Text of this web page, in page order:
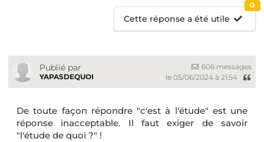
Cette réponse a été utile
0
Publié par
YAPASDEQUOI
606 messages
le 05/06/2024 à 21:54
De toute façon répondre "c'est à l'étude" est une
réponse inacceptable. Il faut exiger de savoir
"l'étude de quoi ?" !